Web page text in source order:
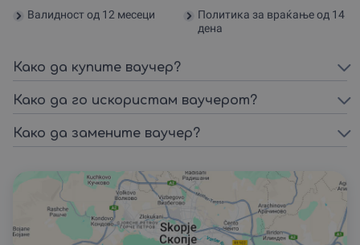
Валидност од 12 месеци
Политика за враќање од 14
дена
Како да купите ваучер?
Како да го искористам ваучерот?
Како да замените ваучер?